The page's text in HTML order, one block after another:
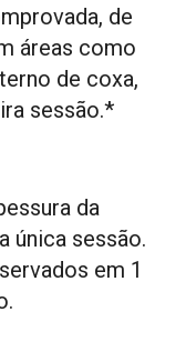
de
áreas como
de coxa,
sessão.*
da
única sessão.
em 1